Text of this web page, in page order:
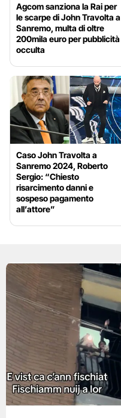
Agcom sanziona la Rai per
le scarpe di John Travolta a
Sanremo, multa di oltre
200mila euro per pubblicità
occulta
Caso John Travolta a
Sanremo 2024, Roberto
Sergio: “Chiesto
risarcimento danni e
sospeso pagamento
all’attore”